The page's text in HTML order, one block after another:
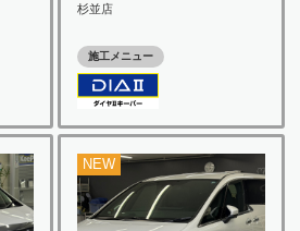
杉並店
施工メニュー
NEW